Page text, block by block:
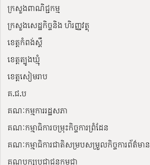
ក្រសួងពាណិជ្ជកម្ម
ក្រសួងសេដ្ឋកិច្ចនិង ហិរញ្ញវត្ថុ
ខេត្តកំពង់ស្ពឺ
ខេត្តត្បូងឃ្មុំ
ខេត្តសៀមរាប
គ.ជ.ប
គណៈកម្មការរដ្ឋសភា
គណៈកម្មាធិការចម្រុះកិច្ចការព្រំដែន
គណៈកម្មាធិការជាតិសម្របសម្រួលកិច្ចការព័ត៌មាន
គណបក្សប្រជាជនកម្ពុជា